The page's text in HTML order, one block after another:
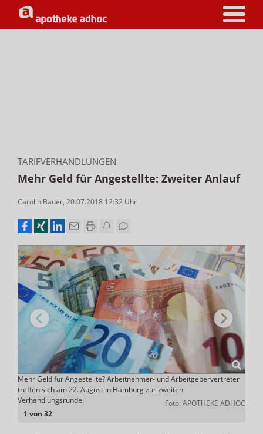
TARIFVERHANDLUNGEN
Mehr Geld für Angestellte: Zweiter Anlauf
Carolin Bauer, 20.07.2018 12:32 Uhr
1 von 32
Mehr Geld für Angestellte? Arbeitnehmer- und Arbeitgebervertreter
treffen sich am 22. August in Hamburg zur zweiten
Verhandlungsrunde.
Foto: APOTHEKE ADHOC